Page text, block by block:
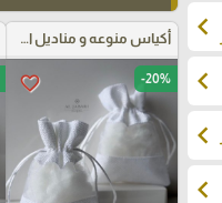
chevron_left
chevron_left
chevron_left
chevron_left
أكياس منوعه و مناديل اعراس
favorite_border -20%